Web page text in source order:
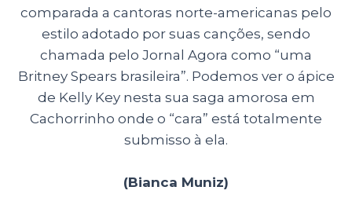
comparada a cantoras norte-americanas pelo
estilo adotado por suas canções, sendo
chamada pelo Jornal Agora como “uma
Britney Spears brasileira”. Podemos ver o ápice
de Kelly Key nesta sua saga amorosa em
Cachorrinho onde o “cara” está totalmente
submisso à ela.
(Bianca Muniz)